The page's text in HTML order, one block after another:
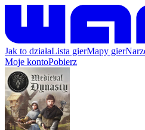
Jak to działaLista gierMapy gier
Moje kontoPobierz